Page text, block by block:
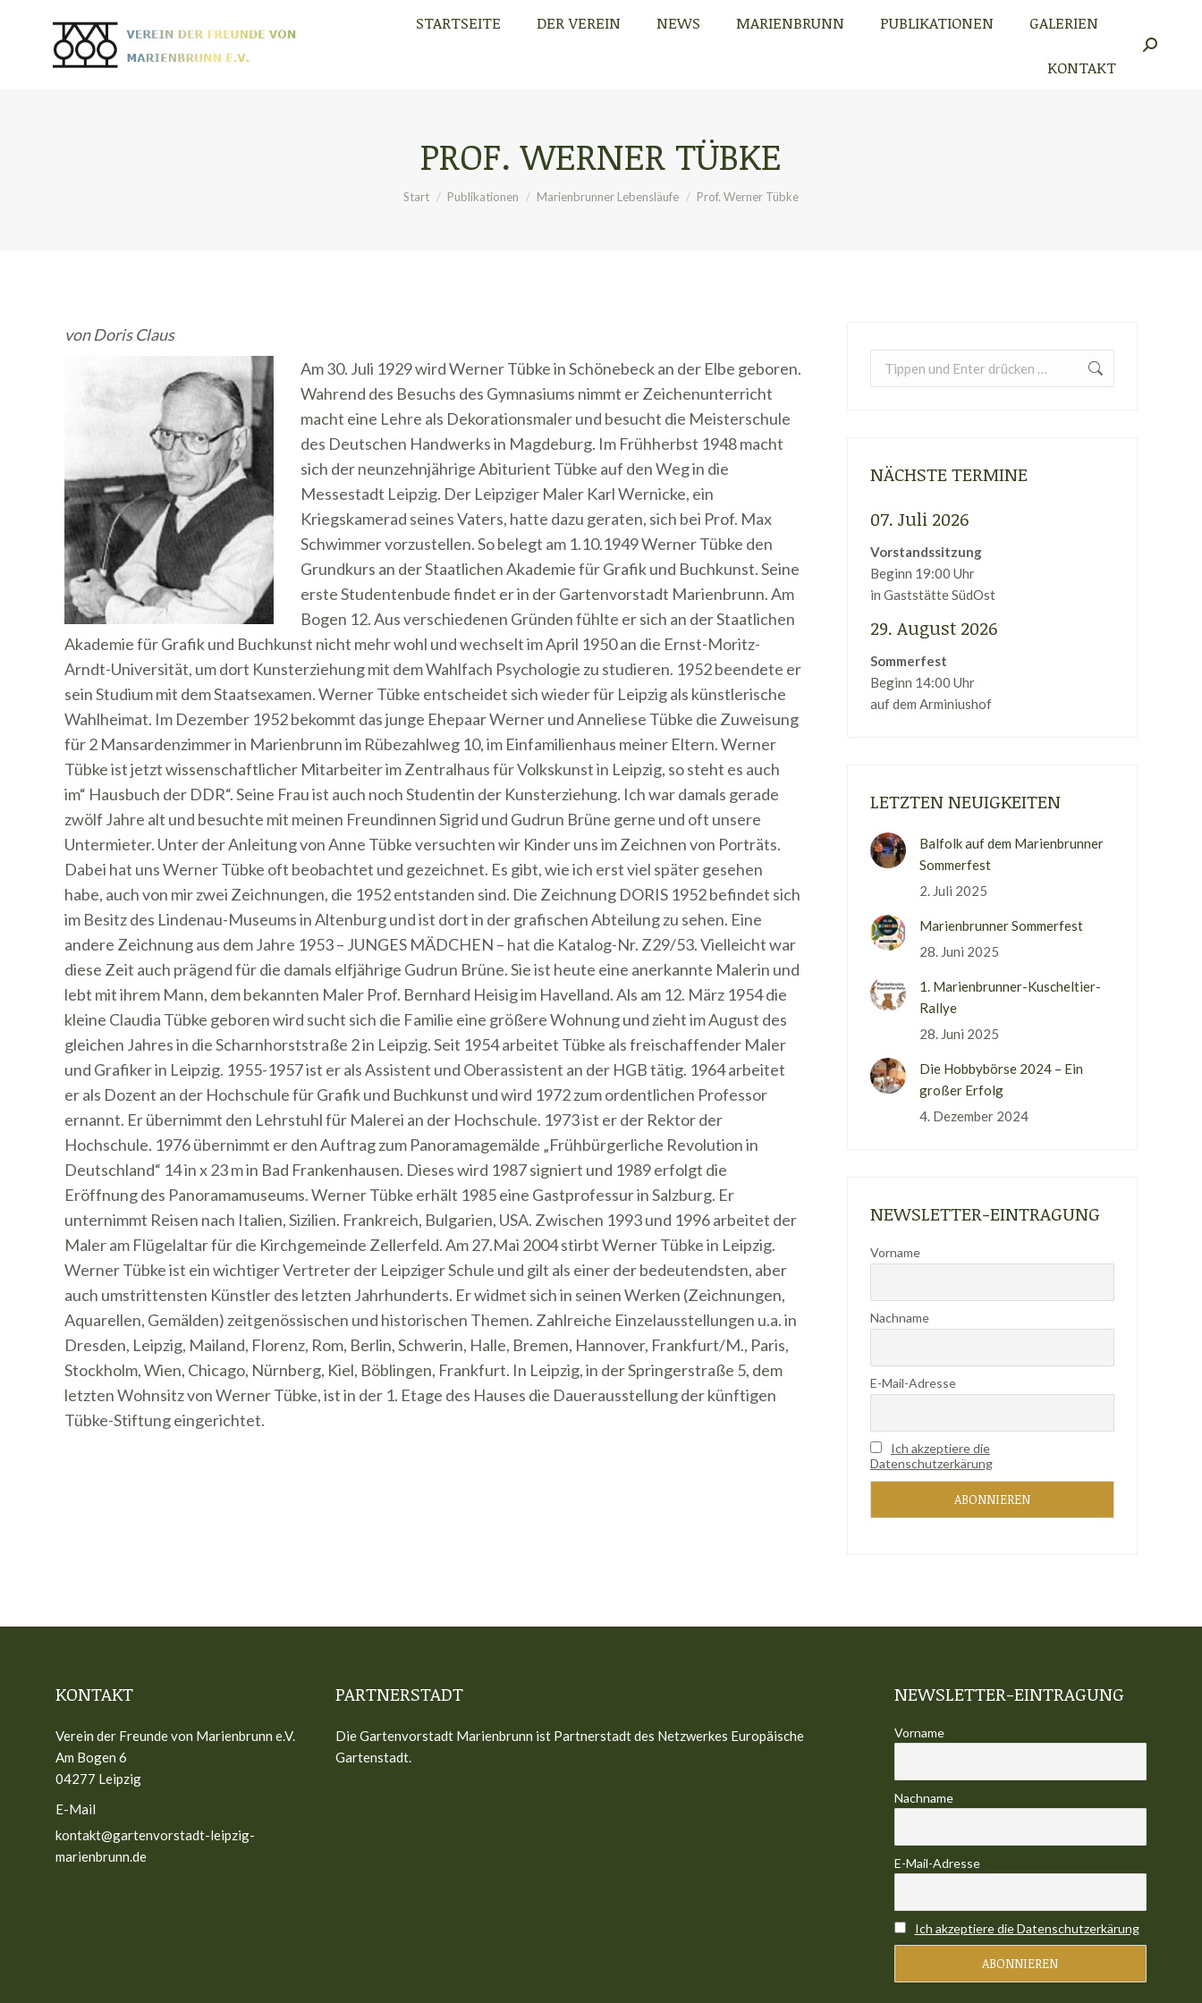
STARTSEITE DER VEREIN NEWS MARIENBRUNN PUBLIKATIONEN GALERIEN
KONTAKT
Search:
PROF. WERNER TÜBKE
Sie befinden sich hier:
Start Publikationen Marienbrunner Lebensläufe Prof. Werner Tübke
von Doris Claus
Am 30. Juli 1929 wird Werner Tübke in Schönebeck an der Elbe geboren.
Wahrend des Besuchs des Gymnasiums nimmt er Zeichenunterricht
macht eine Lehre als Dekorationsmaler und besucht die Meisterschule
des Deutschen Handwerks in Magdeburg. Im Frühherbst 1948 macht
sich der neunzehnjährige Abiturient Tübke auf den Weg in die
Messestadt Leipzig. Der Leipziger Maler Karl Wernicke, ein
Kriegskamerad seines Vaters, hatte dazu geraten, sich bei Prof. Max
Schwimmer vorzustellen. So belegt am 1.10.1949 Werner Tübke den
Grundkurs an der Staatlichen Akademie für Grafik und Buchkunst. Seine
erste Studentenbude findet er in der Gartenvorstadt Marienbrunn. Am
Bogen 12. Aus verschiedenen Gründen fühlte er sich an der Staatlichen
Akademie für Grafik und Buchkunst nicht mehr wohl und wechselt im April 1950 an die Ernst-Moritz-
Arndt-Universität, um dort Kunsterziehung mit dem Wahlfach Psychologie zu studieren. 1952 beendete er
sein Studium mit dem Staatsexamen. Werner Tübke entscheidet sich wieder für Leipzig als künstlerische
Wahlheimat. Im Dezember 1952 bekommt das junge Ehepaar Werner und Anneliese Tübke die Zuweisung
für 2 Mansardenzimmer in Marienbrunn im Rübezahlweg 10, im Einfamilienhaus meiner Eltern. Werner
Tübke ist jetzt wissenschaftlicher Mitarbeiter im Zentralhaus für Volkskunst in Leipzig, so steht es auch
im“ Hausbuch der DDR“. Seine Frau ist auch noch Studentin der Kunsterziehung. Ich war damals gerade
zwölf Jahre alt und besuchte mit meinen Freundinnen Sigrid und Gudrun Brüne gerne und oft unsere
Untermieter. Unter der Anleitung von Anne Tübke versuchten wir Kinder uns im Zeichnen von Porträts.
Dabei hat uns Werner Tübke oft beobachtet und gezeichnet. Es gibt, wie ich erst viel später gesehen
habe, auch von mir zwei Zeichnungen, die 1952 entstanden sind. Die Zeichnung DORIS 1952 befindet sich
im Besitz des Lindenau-Museums in Altenburg und ist dort in der grafischen Abteilung zu sehen. Eine
andere Zeichnung aus dem Jahre 1953 – JUNGES MÄDCHEN – hat die Katalog-Nr. Z29/53. Vielleicht war
diese Zeit auch prägend für die damals elfjährige Gudrun Brüne. Sie ist heute eine anerkannte Malerin und
lebt mit ihrem Mann, dem bekannten Maler Prof. Bernhard Heisig im Havelland. Als am 12. März 1954 die
kleine Claudia Tübke geboren wird sucht sich die Familie eine größere Wohnung und zieht im August des
gleichen Jahres in die Scharnhorststraße 2 in Leipzig. Seit 1954 arbeitet Tübke als freischaffender Maler
und Grafiker in Leipzig. 1955-1957 ist er als Assistent und Oberassistent an der HGB tätig. 1964 arbeitet
er als Dozent an der Hochschule für Grafik und Buchkunst und wird 1972 zum ordentlichen Professor
ernannt. Er übernimmt den Lehrstuhl für Malerei an der Hochschule. 1973 ist er der Rektor der
Hochschule. 1976 übernimmt er den Auftrag zum Panoramagemälde „Frühbürgerliche Revolution in
Deutschland“ 14 in x 23 m in Bad Frankenhausen. Dieses wird 1987 signiert und 1989 erfolgt die
Eröffnung des Panoramamuseums. Werner Tübke erhält 1985 eine Gastprofessur in Salzburg. Er
unternimmt Reisen nach Italien, Sizilien. Frankreich, Bulgarien, USA. Zwischen 1993 und 1996 arbeitet der
Maler am Flügelaltar für die Kirchgemeinde Zellerfeld. Am 27.Mai 2004 stirbt Werner Tübke in Leipzig.
Werner Tübke ist ein wichtiger Vertreter der Leipziger Schule und gilt als einer der bedeutendsten, aber
auch umstrittensten Künstler des letzten Jahrhunderts. Er widmet sich in seinen Werken (Zeichnungen,
Aquarellen, Gemälden) zeitgenössischen und historischen Themen. Zahlreiche Einzelausstellungen u.a. in
Dresden, Leipzig, Mailand, Florenz, Rom, Berlin, Schwerin, Halle, Bremen, Hannover, Frankfurt/M., Paris,
Stockholm, Wien, Chicago, Nürnberg, Kiel, Böblingen, Frankfurt. In Leipzig, in der Springerstraße 5, dem
letzten Wohnsitz von Werner Tübke, ist in der 1. Etage des Hauses die Dauerausstellung der künftigen
Tübke-Stiftung eingerichtet.
Search:
NÄCHSTE TERMINE
07. Juli 2026
Vorstandssitzung
Beginn 19:00 Uhr
in Gaststätte SüdOst
29. August 2026
Sommerfest
Beginn 14:00 Uhr
auf dem Arminiushof
LETZTEN NEUIGKEITEN
Balfolk auf dem Marienbrunner
Sommerfest
2. Juli 2025
Marienbrunner Sommerfest
28. Juni 2025
1. Marienbrunner-Kuscheltier-
Rallye
28. Juni 2025
Die Hobbybörse 2024 – Ein
großer Erfolg
4. Dezember 2024
NEWSLETTER-EINTRAGUNG
Vorname
Nachname
E-Mail-Adresse
Ich akzeptiere die
Datenschutzerkärung
KONTAKT
Verein der Freunde von Marienbrunn e.V.
Am Bogen 6
04277 Leipzig
E-Mail
kontakt@gartenvorstadt-leipzig-
marienbrunn.de
PARTNERSTADT
Die Gartenvorstadt Marienbrunn ist Partnerstadt des Netzwerkes Europäische
Gartenstadt.
NEWSLETTER-EINTRAGUNG
Vorname
Nachname
E-Mail-Adresse
Ich akzeptiere die Datenschutzerkärung
STARTSEITE DER VEREIN NEWS MARIENBRUNN PUBLIKATIONEN
GALERIEN
Search: